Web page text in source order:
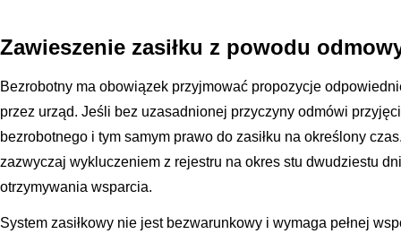
Zawieszenie zasiłku z powodu
Bezrobotny ma obowiązek przyjmować propozycje
przez urząd. Jeśli bez uzasadnionej przyczyny odmówi
bezrobotnego i tym samym prawo do zasiłku na określony
zazwyczaj wykluczeniem z rejestru na okres stu dwudziestu
otrzymywania wsparcia.
System zasiłkowy nie jest bezwarunkowy i wymaga pełnej